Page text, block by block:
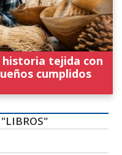
historia tejida con
cumplidos